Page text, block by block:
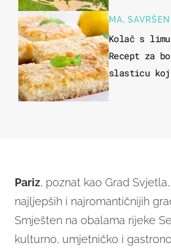
MA,
Kolač s
Recept za
slasticu
Pariz, poznat kao Grad
najljepših i najromantičnijih
Smješten na obalama rijeke
kulturno, umjetničko i